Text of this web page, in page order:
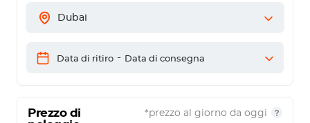
Dubai
Data di ritiro - Data di consegna
Prezzo di
*prezzo al giorno da oggi